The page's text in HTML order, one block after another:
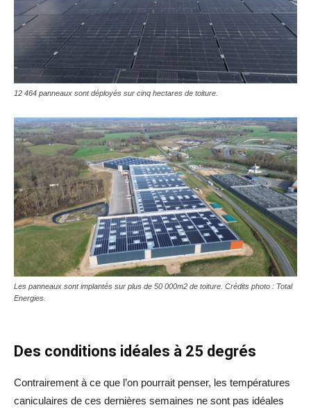
12 464 panneaux sont déployés sur cinq hectares de toiture.
Les panneaux sont implantés sur plus de 50 000m2 de toiture. Crédits photo : Total
Energies.
Des conditions idéales à 25 degrés
Contrairement à ce que l’on pourrait penser, les températures
caniculaires de ces dernières semaines ne sont pas idéales